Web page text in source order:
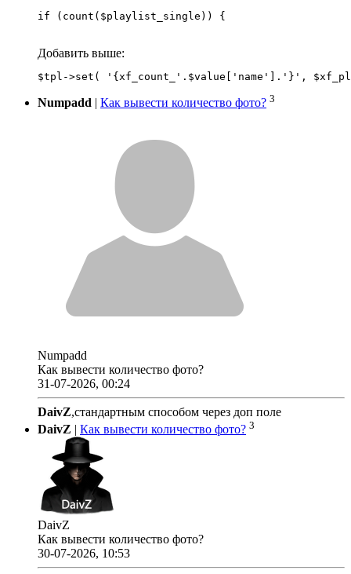
if (count($playlist_single)) {
Добавить выше:
Numpadd | Как вывести количество фото? 3
Numpadd
Как вывести количество фото?
31-07-2026, 00:24
DaivZ,стандартным способом через доп поле
DaivZ | Как вывести количество фото? 3
DaivZ
Как вывести количество фото?
30-07-2026, 10:53